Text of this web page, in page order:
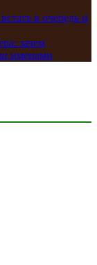
в очередь и
зачем
именами